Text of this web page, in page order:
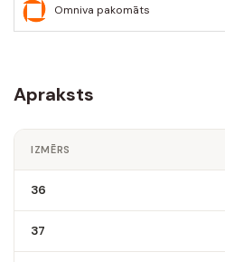
Omniva pakomāts
Apraksts
IZMĒRS
36
37